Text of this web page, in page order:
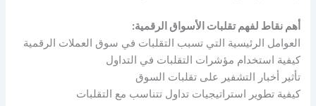
أهم نقاط لفهم تقلبات الأسواق الرقمية:
العوامل الرئيسية التي تسبب التقلبات في سوق العملات الرقمية
كيفية استخدام مؤشرات التقلبات في التداول
تأثير أخبار التشفير على تقلبات السوق
كيفية تطوير استراتيجيات تداول تتناسب مع التقلبات